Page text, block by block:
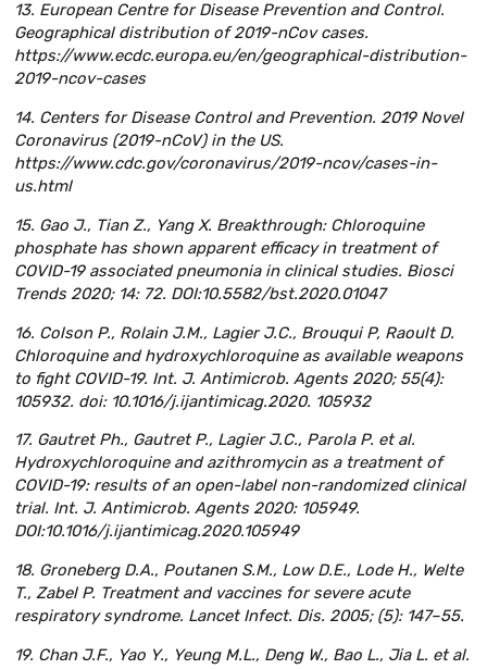
13. European Centre for Disease Prevention and Control.
Geographical distribution of 2019-nCov cases.
https://www.ecdc.europa.eu/en/geographical-distribution-
2019-ncov-cases
14. Centers for Disease Control and Prevention. 2019 Novel
Coronavirus (2019-nCoV) in the US.
https://www.cdc.gov/coronavirus/2019-ncov/cases-in-
us.html
15. Gao J., Tian Z., Yang X. Breakthrough: Chloroquine
phosphate has shown apparent efficacy in treatment of
COVID-19 associated pneumonia in clinical studies. Biosci
Trends 2020; 14: 72. DOI:10.5582/bst.2020.01047
16. Colson P., Rolain J.M., Lagier J.C., Brouqui P, Raoult D.
Chloroquine and hydroxychloroquine as available weapons
to fight COVID-19. Int. J. Antimicrob. Agents 2020; 55(4):
105932. doi: 10.1016/j.ijantimicag.2020. 105932
17. Gautret Ph., Gautret P., Lagier J.C., Parola P. et al.
Hydroxychloroquine and azithromycin as a treatment of
COVID-19: results of an open-label non-randomized clinical
trial. Int. J. Antimicrob. Agents 2020: 105949.
DOI:10.1016/j.ijantimicag.2020.105949
18. Groneberg D.A., Poutanen S.M., Low D.E., Lode H., Welte
T., Zabel P. Treatment and vaccines for severe acute
respiratory syndrome. Lancet Infect. Dis. 2005; (5): 147–55.
19. Chan J.F., Yao Y., Yeung M.L., Deng W., Bao L., Jia L. et al.